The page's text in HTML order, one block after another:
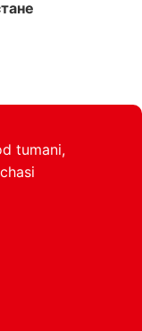
tumani,